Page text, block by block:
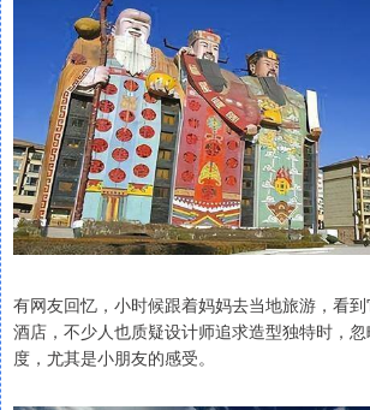
有网友回忆，小时候跟着妈妈去当地旅游，看
酒店，不少人也质疑设计师追求造型独特时，
度，尤其是小朋友的感受。